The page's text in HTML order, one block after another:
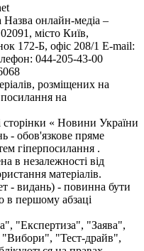
Назва онлайн-медіа –
місто Київ,
Б, офіс 208/1 E-mail:
044-205-43-00
розміщених на
посилання на
сторінки « Новини України
- обов'язкове пряме
гіперпосилання .
в незалежності від
матеріалів.
- видань) - повинна бути
в першому абзаці
"Експертиза", "Заява",
"Тест-драйв",